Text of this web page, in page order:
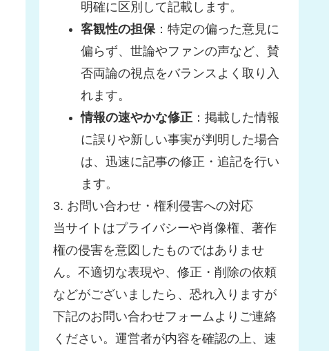
明確に区別して記載します。
客観性の担保 ：特定の偏った意見に
偏らず、世論やファンの声など、賛
否両論の視点をバランスよく取り入
れます。
情報の速やかな修正 ：掲載した情報
に誤りや新しい事実が判明した場合
は、迅速に記事の修正・追記を行い
ます。
3. お問い合わせ・権利侵害への対応
当サイトはプライバシーや肖像権、著作
権の侵害を意図したものではありませ
ん。不適切な表現や、修正・削除の依頼
などがございましたら、恐れ入りますが
下記のお問い合わせフォームよりご連絡
ください。運営者が内容を確認の上、速